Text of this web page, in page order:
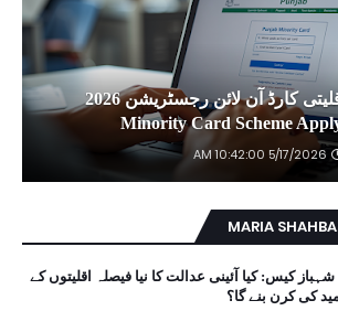
حکومتِ پنجاب اقلیتی کارڈ آن لائن رجسٹریشن 2026
Minority Card Scheme
5/17/2026 10:42:00 AM
MARIA
شہباز کیس: کیا آئینی عدالت کا نیا فیصلہ اقلیتوں کے
کی کرن بنے گا؟